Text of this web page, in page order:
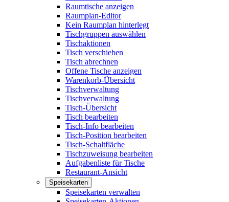
Raumtische anzeigen
Raumplan-Editor
Kein Raumplan hinterlegt
Tischgruppen auswählen
Tischaktionen
Tisch verschieben
Tisch abrechnen
Offene Tische anzeigen
Warenkorb-Übersicht
Tischverwaltung
Tischverwaltung
Tisch-Übersicht
Tisch bearbeiten
Tisch-Info bearbeiten
Tisch-Position bearbeiten
Tisch-Schaltfläche
Tischzuweisung bearbeiten
Aufgabenliste für Tische
Restaurant-Ansicht
Speisekarten
Speisekarten verwalten